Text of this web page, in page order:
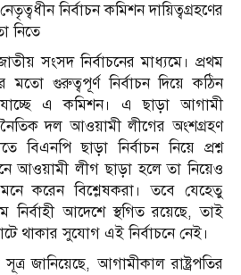
নির্বাচন কমিশন দায়িত্বগ্রহণের
নিতে
সংসদ নির্বাচনের মাধ্যমে। প্রথম
মতো গুরুত্বপূর্ণ নির্বাচন দিয়ে কঠিন
এ কমিশন। এ ছাড়া আগামী
দল আওয়ামী লীগের অংশগ্রহণ
বিএনপি ছাড়া নির্বাচন নিয়ে প্রশ্ন
আওয়ামী লীগ ছাড়া হলে তা নিয়েও
করেন বিশ্লেষকরা। তবে যেহেতু
নির্বাহী আদেশে স্থগিত রয়েছে, তাই
থাকার সুযোগ এই নির্বাচনে নেই।
জানিয়েছে, আগামীকাল রাষ্ট্রপতির